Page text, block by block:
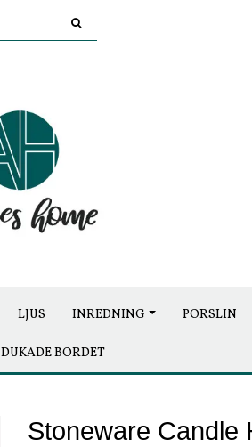
LJUS INREDNING PORSLIN
DUKADE BORDET
Stoneware Candle